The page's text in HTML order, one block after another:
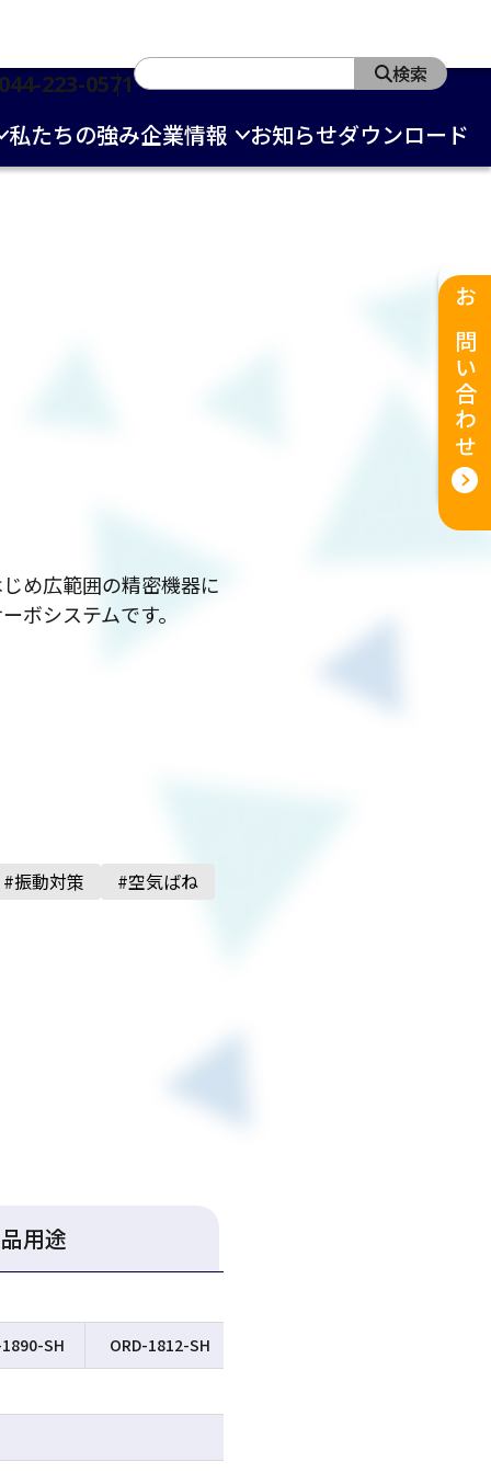
044-223-0571 検索
私たちの強み企業情報 お知らせダウンロード
め広範囲の精密機器に
ボシステムです。
#振動対策
#空気ばね
用途
SH ORD-1812-SH
お問い合わせ